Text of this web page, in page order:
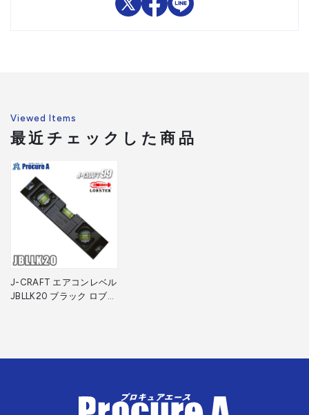
Viewed Items
最近チェックした商品
J-CRAFT エアコンレベル
JBLLK20 ブラック ロブテ